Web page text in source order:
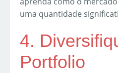
uma quantidade
4.
Portfolio